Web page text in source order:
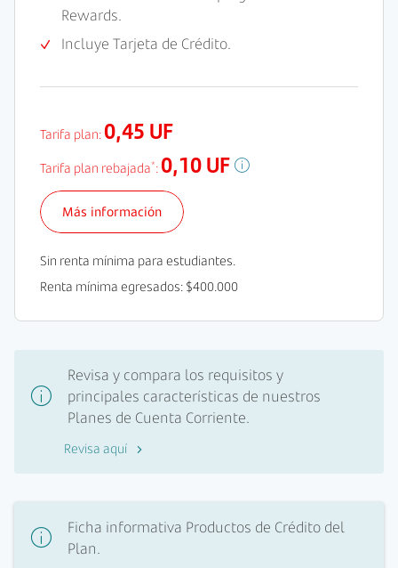
Rewards.
Incluye Tarjeta de Crédito.
Tarifa plan:0,45 UF
Tarifa plan rebajada*:0,10 UF
Más información
Sin renta mínima para estudiantes.
Renta mínima egresados: $400.000
Revisa y compara los requisitos y
principales características de nuestros
Planes de Cuenta Corriente.
Revisa aquí
Ficha informativa Productos de Crédito del
Plan.